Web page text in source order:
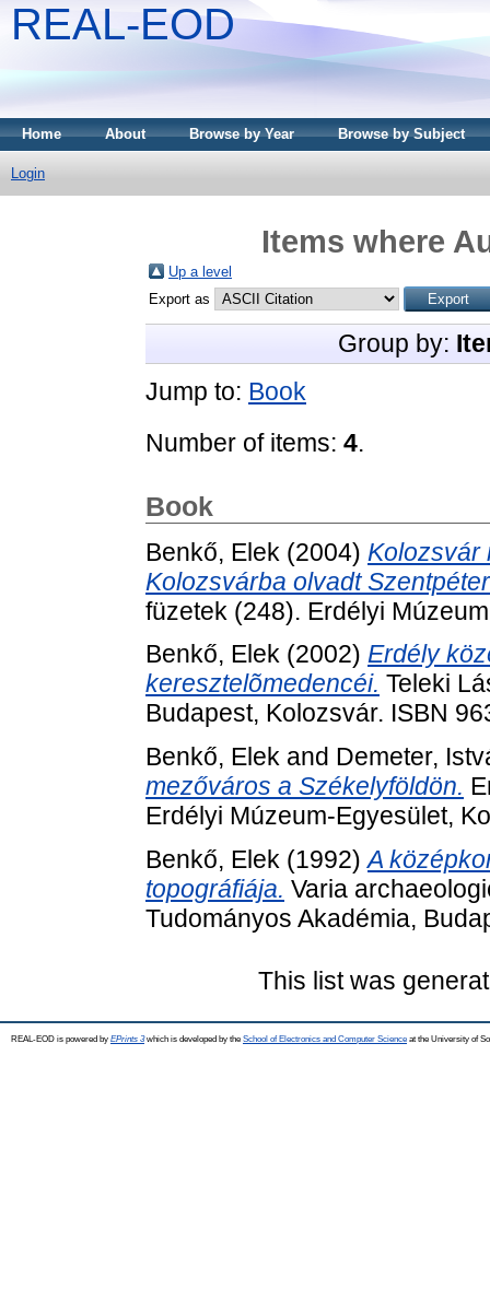
REAL-EOD
Home About Browse by Year Browse by Subject
Login
Items where
Up a level
Export as
Group by:
Jump to: Book
Number of items: 4.
Book
Benkő, Elek (2004) Kolozsvár
Kolozsvárba olvadt
füzetek (248). Erdélyi
Benkő, Elek (2002) Erdély
keresztelõmedencéi. Teleki
Budapest, Kolozsvár. ISBN
Benkő, Elek and Demeter,
mezőváros a Székelyföldön.
Erdélyi Múzeum-Egyesület,
Benkő, Elek (1992)A
topográfiája. Varia
Tudományos Akadémia,
This list was
REAL-EOD is powered by EPrints 3which is developed by the School of Electronics and Computer Science at the University of